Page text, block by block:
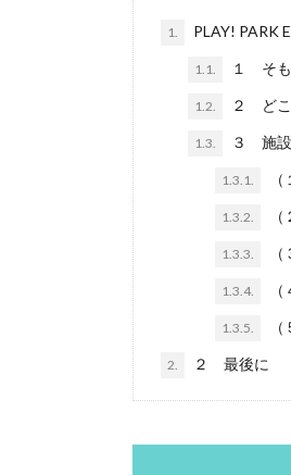
1. PLAY! PARK
1.1. １ そも
1.2. ２ どこ
1.3. ３ 施設
1.3.1.
1.3.2.
1.3.3.
1.3.4.
1.3.5.
2. ２ 最後に